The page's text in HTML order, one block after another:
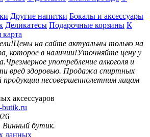
Другие напитки Бокалы и аксессуары
Деликатесы Подарочные корзины К
Цены на сайте актуальны только на
которое в наличии!Уточняйте цену у
Чрезмерное употребление алкоголя и
вред здоровью. Продажа спиртных
несовершеннолетним лицам
аксессуаров
Винный бутик.
данных